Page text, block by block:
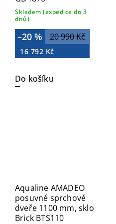
Skladem (expedice do 3
dnů)
20 990 Kč
–20 %
16 792 Kč
Do košíku
Aqualine AMADEO
posuvné sprchové
dveře 1100 mm, sklo
Brick BTS110